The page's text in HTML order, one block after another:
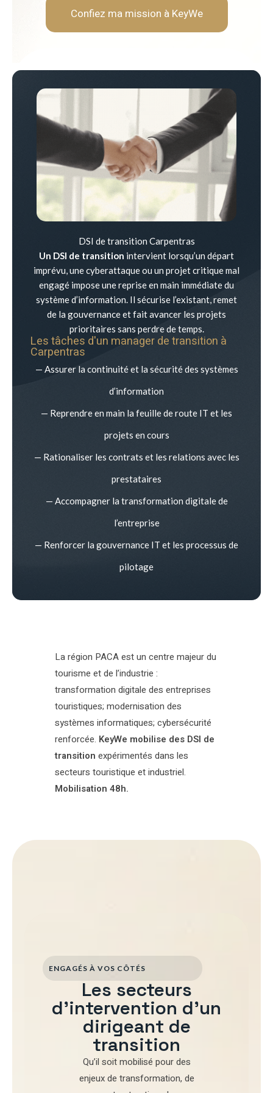
Confiez ma mission à KeyWe
DSI de transition Carpentras
Un DSI de transition intervient lorsqu’un départ
imprévu, une cyberattaque ou un projet critique mal
engagé impose une reprise en main immédiate du
système d’information. Il sécurise l’existant, remet
de la gouvernance et fait avancer les projets
prioritaires sans perdre de temps.
Les tâches d'un manager de transition à
Carpentras
— Assurer la continuité et la sécurité des systèmes
d’information
— Reprendre en main la feuille de route IT et les
projets en cours
— Rationaliser les contrats et les relations avec les
prestataires
— Accompagner la transformation digitale de
l’entreprise
— Renforcer la gouvernance IT et les processus de
pilotage
La région PACA est un centre majeur du
tourisme et de l’industrie :
transformation digitale des entreprises
touristiques; modernisation des
systèmes informatiques; cybersécurité
renforcée. KeyWe mobilise des DSI de
transition expérimentés dans les
secteurs touristique et industriel.
Mobilisation 48h.
ENGAGÉS À VOS CÔTÉS
Les secteurs
d'intervention d'un
dirigeant de
transition
Qu’il soit mobilisé pourdes
enjeux de transformation, de